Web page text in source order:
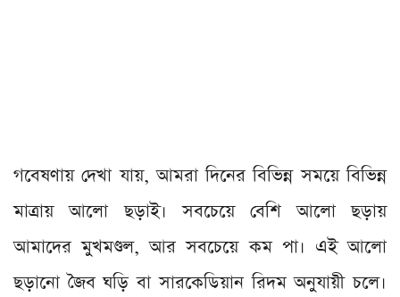
গবেষণায় দেখা যায়, আমরা দিনের বিভিন্ন সময়ে বিভিন্ন
মাত্রায় আলো ছড়াই। সবচেয়ে বেশি আলো ছড়ায়
আমাদের মুখমণ্ডল, আর সবচেয়ে কম পা। এই আলো
ছড়ানো জৈব ঘড়ি বা সারকেডিয়ান রিদম অনুযায়ী চলে।